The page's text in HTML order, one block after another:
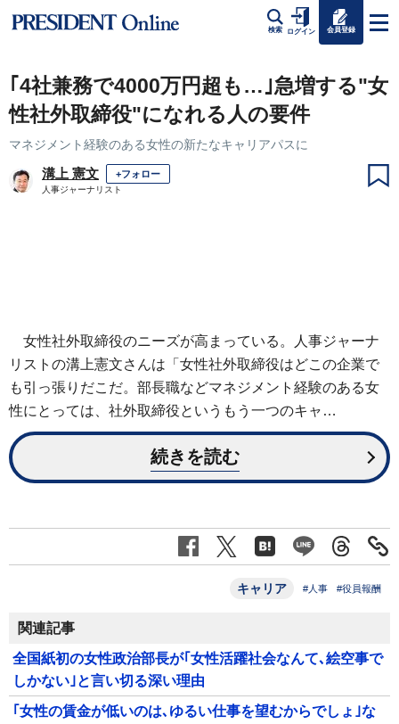
検索 ログイン 会員登録
｢4社兼務で4000万円超も…｣急増する"女
性社外取締役"になれる人の要件
マネジメント経験のある女性の新たなキャリアパスに
溝上 憲文 +フォロー
人事ジャーナリスト
女性社外取締役のニーズが高まっている。人事ジャーナ
リストの溝上憲文さんは「女性社外取締役はどこの企業で
も引っ張りだこだ。部長職などマネジメント経験のある女
性にとっては、社外取締役というもう一つのキャ…
続きを読む
キャリア #人事 #役員報酬
関連記事
全国紙初の女性政治部長が｢女性活躍社会なんて､絵空事で
しかない｣と言い切る深い理由
｢女性の賃金が低いのは､ゆるい仕事を望むからでしょ｣な